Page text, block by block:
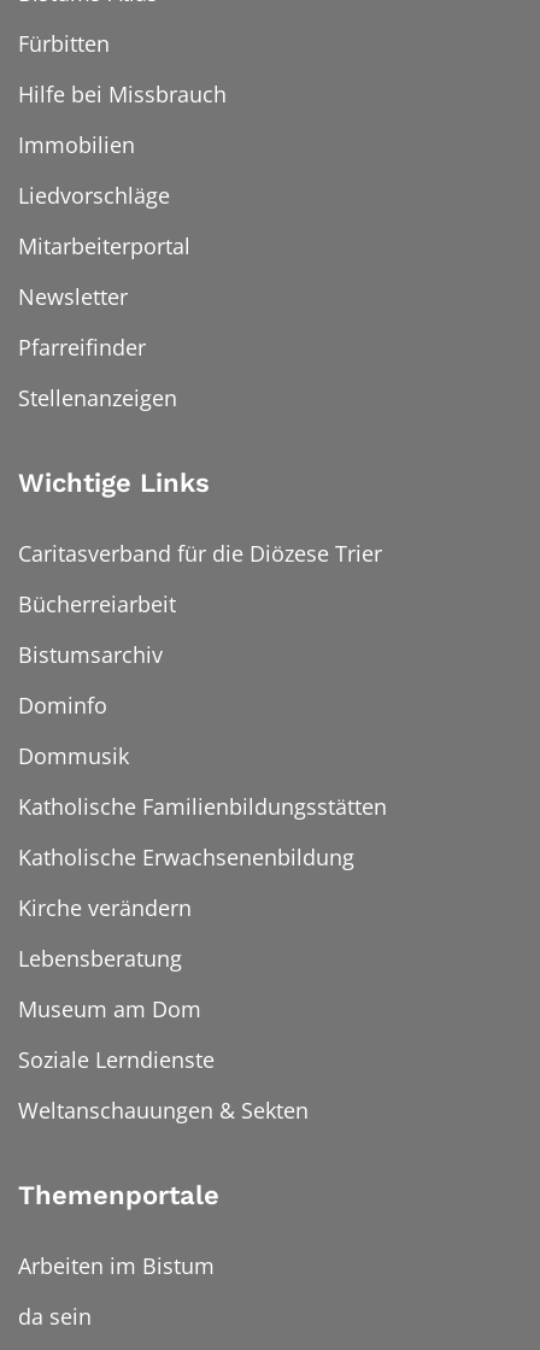
Fürbitten
Hilfe bei Missbrauch
Immobilien
Liedvorschläge
Mitarbeiterportal
Newsletter
Pfarreifinder
Stellenanzeigen
Wichtige Links
Caritasverband für die Diözese Trier
Bücherreiarbeit
Bistumsarchiv
Dominfo
Dommusik
Katholische Familienbildungsstätten
Katholische Erwachsenenbildung
Kirche verändern
Lebensberatung
Museum am Dom
Soziale Lerndienste
Weltanschauungen & Sekten
Themenportale
Arbeiten im Bistum
da sein